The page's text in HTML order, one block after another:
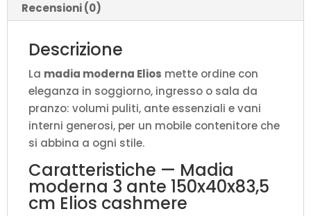
Recensioni (0)
Descrizione
La madia moderna Elios mette ordine con
eleganza in soggiorno, ingresso o sala da
pranzo: volumi puliti, ante essenziali e vani
interni generosi, per un mobile contenitore che
si abbina a ogni stile.
Caratteristiche — Madia
moderna 3 ante 150x40x83,5
cm Elios cashmere